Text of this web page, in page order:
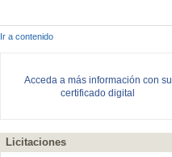
Ir a contenido
Acceda a más información con su
certificado digital
Licitaciones